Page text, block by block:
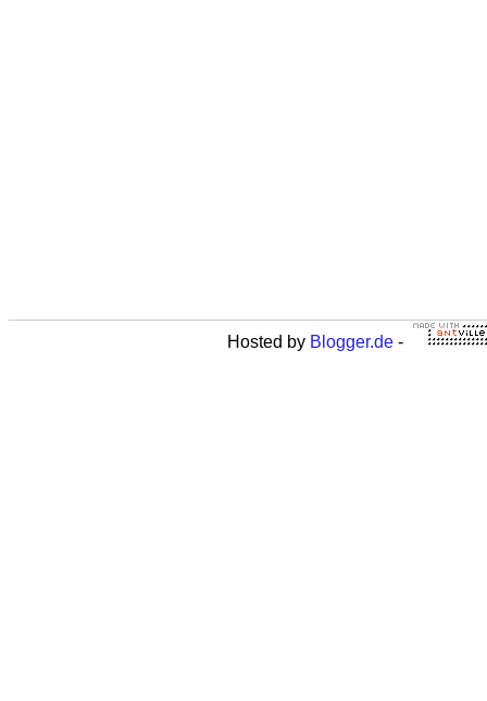
Hosted by Blogger.de-